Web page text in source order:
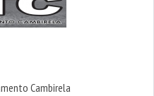
Cambirela